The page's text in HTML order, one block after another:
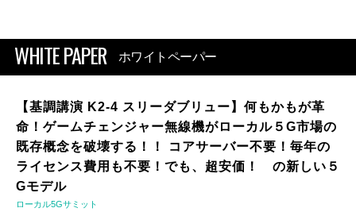
WHITE PAPER ホワイトペーパー
【基調講演 K2-4 スリーダブリュー】何もかもが革
命！ゲームチェンジャー無線機がローカル５G市場の
既存概念を破壊する！！ コアサーバー不要！毎年の
ライセンス費用も不要！でも、超安価！ の新しい５
Gモデル
ローカル5Gサミット